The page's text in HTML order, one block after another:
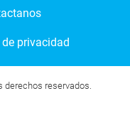
privacidad
derechos reservados.